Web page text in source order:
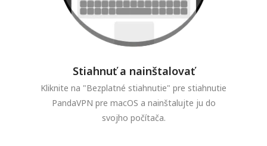
Stiahnuť a nainštalovať
Kliknite na "Bezplatné stiahnutie" pre stiahnutie
PandaVPN pre macOS a nainštalujte ju do
svojho počítača.